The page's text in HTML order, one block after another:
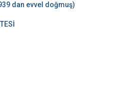
dan evvel doğmuş)